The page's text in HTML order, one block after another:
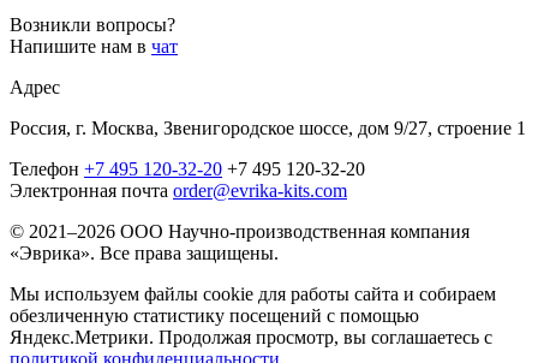
Возникли вопросы?
Напишите нам в чат
Адрес
Россия, г. Москва, Звенигородское шоссе, дом 9/27, строение 1
Телефон +7 495 120-32-20 +7 495 120-32-20
Электронная почта order@evrika-kits.com
© 2021–2026 ООО Научно-производственная компания
«Эврика». Все права защищены.
Мы используем файлы cookie для работы сайта и собираем
обезличенную статистику посещений с помощью
Яндекс.Метрики. Продолжая просмотр, вы соглашаетесь с
политикой конфиденциальности.